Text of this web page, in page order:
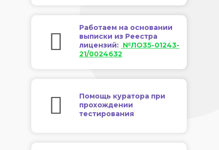
Работаем на основании
выписки из Реестра
лицензий: №ЛО35-01243-
21/0024632
Помощь куратора при
прохождении
тестирования